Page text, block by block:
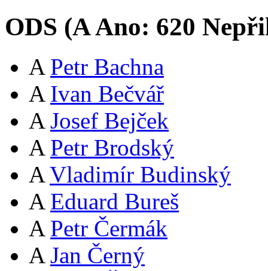
ODS (AAno: 620
A Petr Bachna
A Ivan Bečvář
A Josef Bejček
A Petr Brodský
A Vladimír Budinský
A Eduard Bureš
A Petr Čermák
A Jan Černý